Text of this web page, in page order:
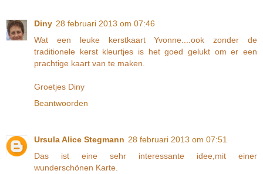
Diny 28 februari 2013 om 07:46
Wat een leuke kerstkaart Yvonne....ook zonder de
traditionele kerst kleurtjes is het goed gelukt om er een
prachtige kaart van te maken.
Groetjes Diny
Beantwoorden
Ursula Alice Stegmann 28 februari 2013 om 07:51
Das ist eine sehr interessante idee,mit einer
wunderschönen Karte.